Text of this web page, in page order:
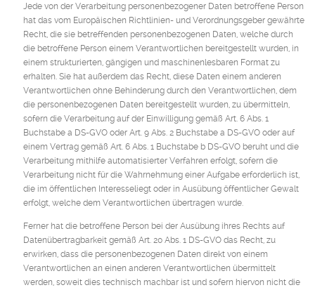
Jede von der Verarbeitung personenbezogener Daten betroffene Person
hat das vom Europäischen Richtlinien- und Verordnungsgeber gewährte
Recht, die sie betreffenden personenbezogenen Daten, welche durch
die betroffene Person einem Verantwortlichen bereitgestellt wurden, in
einem strukturierten, gängigen und maschinenlesbaren Format zu
erhalten. Sie hat außerdem das Recht, diese Daten einem anderen
Verantwortlichen ohne Behinderung durch den Verantwortlichen, dem
die personenbezogenen Daten bereitgestellt wurden, zu übermitteln,
sofern die Verarbeitung auf der Einwilligung gemäß Art. 6 Abs. 1
Buchstabe a DS-GVO oder Art. 9 Abs. 2 Buchstabe a DS-GVO oder auf
einem Vertrag gemäß Art. 6 Abs. 1 Buchstabe b DS-GVO beruht und die
Verarbeitung mithilfe automatisierter Verfahren erfolgt, sofern die
Verarbeitung nicht für die Wahrnehmung einer Aufgabe erforderlich ist,
die im öffentlichen Interesseliegt oder in Ausübung öffentlicher Gewalt
erfolgt, welche dem Verantwortlichen übertragen wurde.
Ferner hat die betroffene Person bei der Ausübung ihres Rechts auf
Datenübertragbarkeit gemäß Art. 20 Abs. 1 DS-GVO das Recht, zu
erwirken, dass die personenbezogenen Daten direkt von einem
Verantwortlichen an einen anderen Verantwortlichen übermittelt
werden, soweit dies technisch machbar ist und sofern hiervon nicht die